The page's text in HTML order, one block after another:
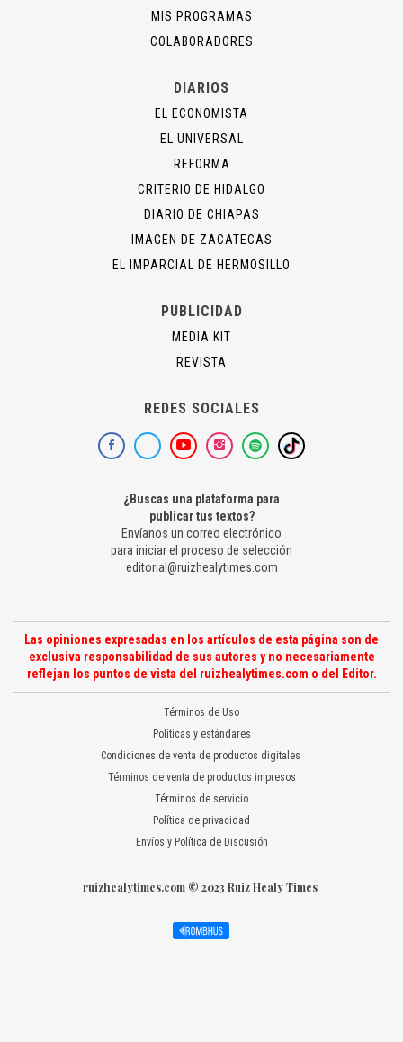
MIS PROGRAMAS
COLABORADORES
DIARIOS
EL ECONOMISTA
EL UNIVERSAL
REFORMA
CRITERIO DE HIDALGO
DIARIO DE CHIAPAS
IMAGEN DE ZACATECAS
EL IMPARCIAL DE HERMOSILLO
PUBLICIDAD
MEDIA KIT
REVISTA
REDES SOCIALES
¿Buscas una plataforma para
publicar tus textos?
Envíanos un correo electrónico
para iniciar el proceso de selección
editorial@ruizhealytimes.com
Las opiniones expresadas en los artículos de esta página son de
exclusiva responsabilidad de sus autores y no necesariamente
reflejan los puntos de vista del ruizhealytimes.com o del Editor.
Términos de Uso
Políticas y estándares
Condiciones de venta de productos digitales
Términos de venta de productos impresos
Términos de servicio
Política de privacidad
Envíos y Política de Discusión
ruizhealytimes.com © 2023 Ruiz Healy Times